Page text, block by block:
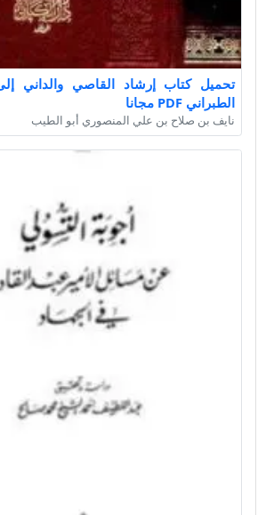
تحميل كتاب إرشاد القاصي والداني
الطبراني PDF مجانا
نايف بن صلاح بن علي المنصوري أبو الطيب